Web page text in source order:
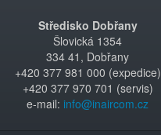
Středisko Dobřany
Šlovická 1354
334 41, Dobřany
+420 377 981 000 (expedice)
+420 377 970 701 (servis)
e-mail: info@inaircom.cz